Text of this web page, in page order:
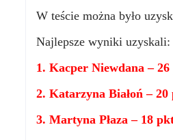
W teście można było
Najlepsze wyniki uzyskali:
1. Kacper Niewdana –
2. Katarzyna Białoń – 20
3. Martyna Płaza – 18